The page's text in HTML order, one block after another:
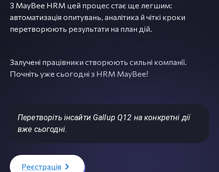
З MayBee HRM цей процес стає ще легшим:
автоматизація опитувань, аналітика й чіткі кроки
перетворюють результати на план дій.
Залучені працівники створюють сильні компанії.
Почніть уже сьогодні з HRM MayBee!
Перетворіть інсайти Gallup Q12 на конкретні дії
вже сьогодні.
Реєстрація